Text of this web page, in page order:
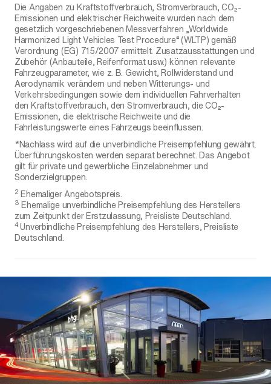
Die Angaben zu Kraftstoffverbrauch, Stromverbrauch, CO₂-
Emissionen und elektrischer Reichweite wurden nach dem
gesetzlich vorgeschriebenen Messverfahren „Worldwide
Harmonized Light Vehicles Test Procedure“ (WLTP) gemäß
Verordnung (EG) 715/2007 ermittelt. Zusatzausstattungen und
Zubehör (Anbauteile, Reifenformat usw.) können relevante
Fahrzeugparameter, wie z. B. Gewicht, Rollwiderstand und
Aerodynamik verändern und neben Witterungs- und
Verkehrsbedingungen sowie dem individuellen Fahrverhalten
den Kraftstoffverbrauch, den Stromverbrauch, die CO₂-
Emissionen, die elektrische Reichweite und die
Fahrleistungswerte eines Fahrzeugs beeinflussen.
*Nachlass wird auf die unverbindliche Preisempfehlung gewährt.
Überführungskosten werden separat berechnet. Das Angebot
gilt für private und gewerbliche Einzelabnehmer und
Sonderzielgruppen.
2 Ehemaliger Angebotspreis.
3 Ehemalige unverbindliche Preisempfehlung des Herstellers
zum Zeitpunkt der Erstzulassung, Preisliste Deutschland.
4Unverbindliche Preisempfehlung des Herstellers, Preisliste
Deutschland.